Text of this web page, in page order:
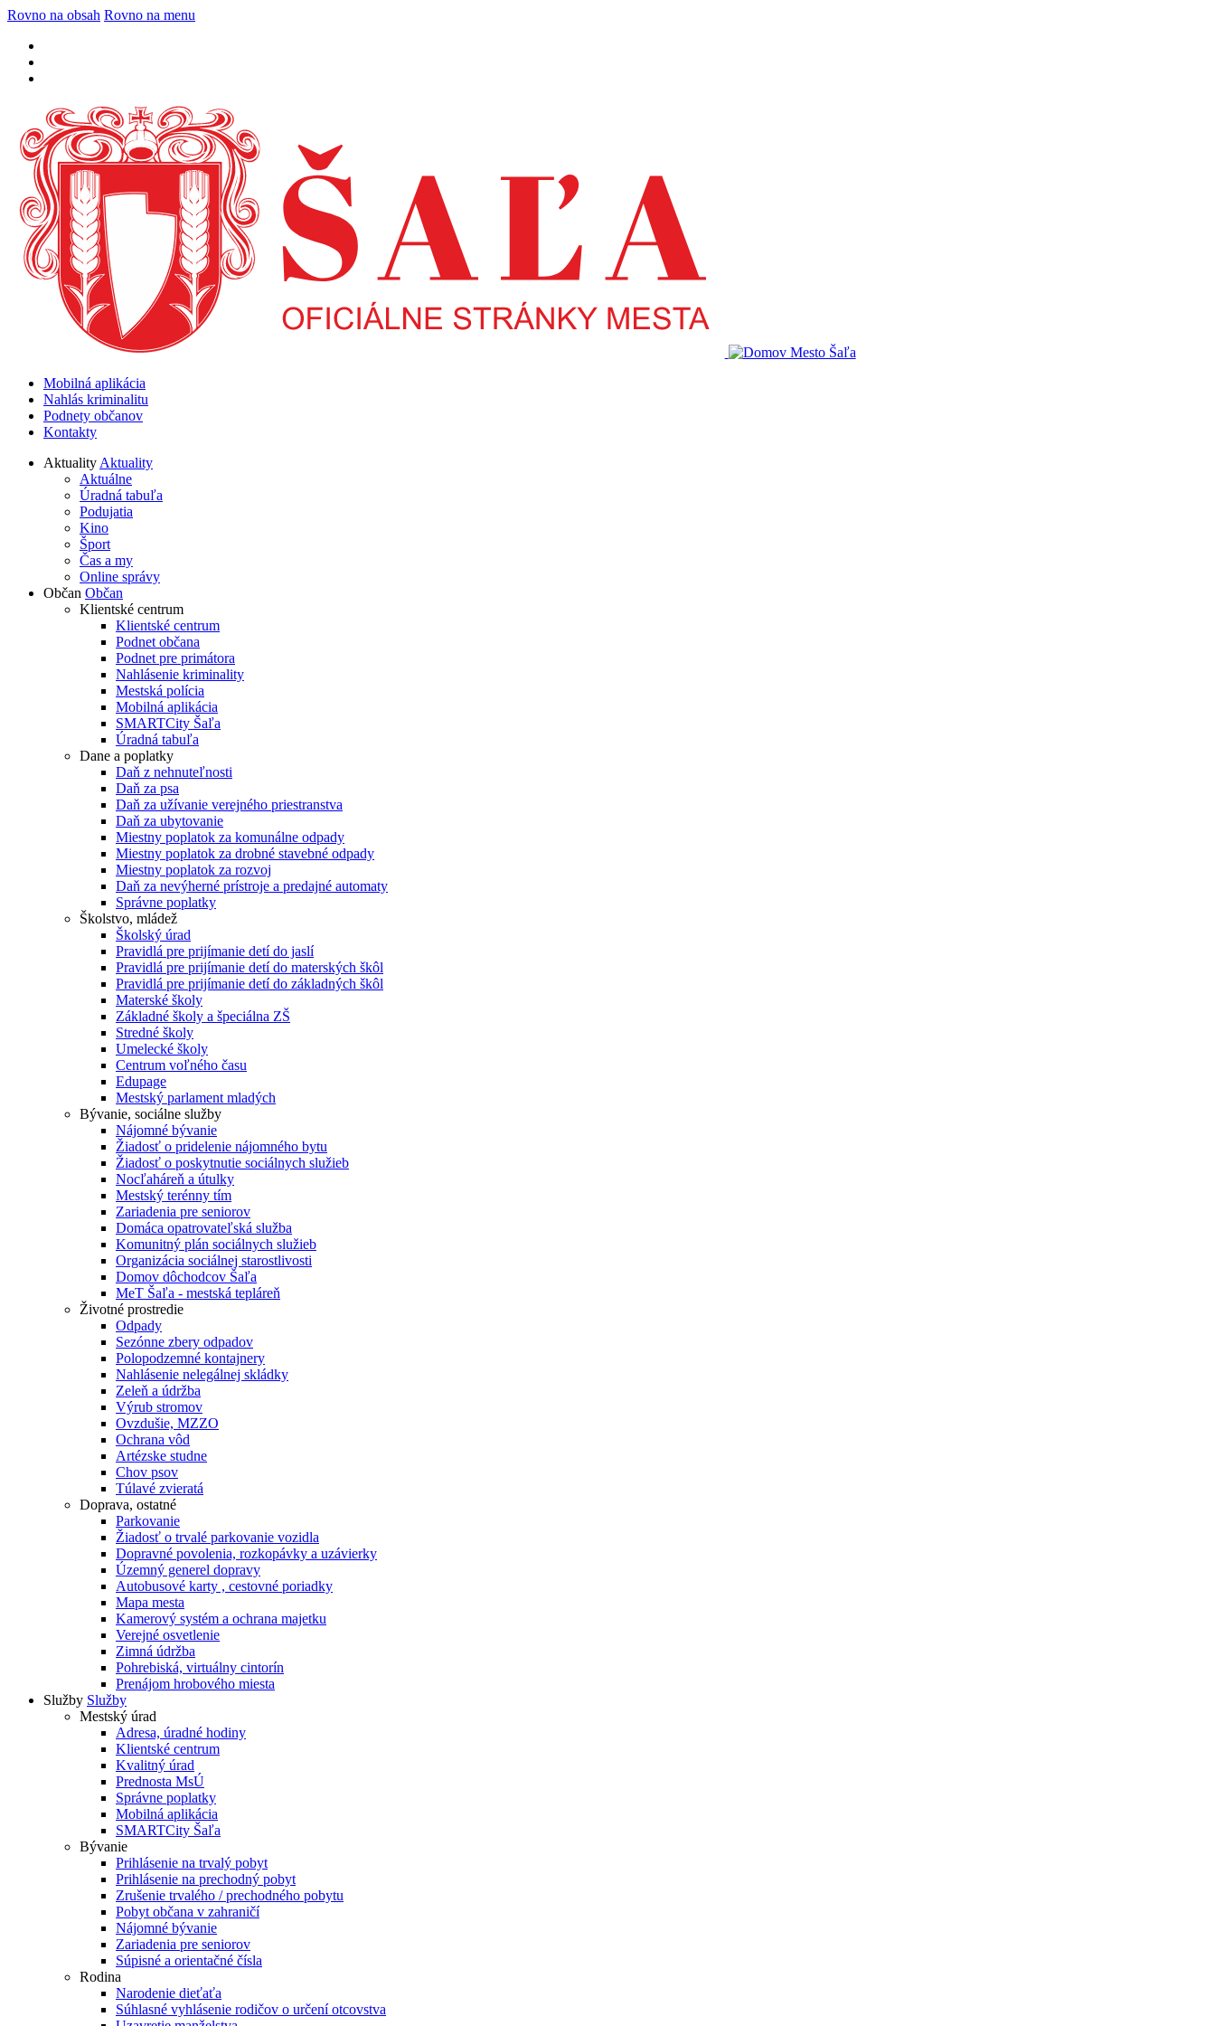
Rovno na obsah Rovno na menu
Mobilná aplikácia
Nahlás kriminalitu
Podnety občanov
Kontakty
AktualityAktuality
Aktuálne
Úradná tabuľa
Podujatia
Kino
Šport
Čas a my
Online správy
Občan Občan
Klientské centrum
Klientské centrum
Podnet občana
Podnet pre primátora
Nahlásenie kriminality
Mestská polícia
Mobilná aplikácia
SMARTCity Šaľa
Úradná tabuľa
Dane a poplatky
Daň z nehnuteľnosti
Daň za psa
Daň za užívanie verejného priestranstva
Daň za ubytovanie
Miestny poplatok za komunálne odpady
Miestny poplatok za drobné stavebné odpady
Miestny poplatok za rozvoj
Daň za nevýherné prístroje a predajné automaty
Správne poplatky
Školstvo, mládež
Školský úrad
Pravidlá pre prijímanie detí do jaslí
Pravidlá pre prijímanie detí do materských škôl
Pravidlá pre prijímanie detí do základných škôl
Materské školy
Základné školy a špeciálna ZŠ
Stredné školy
Umelecké školy
Centrum voľného času
Edupage
Mestský parlament mladých
Bývanie, sociálne služby
Nájomné bývanie
Žiadosť o pridelenie nájomného bytu
Žiadosť o poskytnutie sociálnych služieb
Nocľaháreň a útulky
Mestský terénny tím
Zariadenia pre seniorov
Domáca opatrovateľská služba
Komunitný plán sociálnych služieb
Organizácia sociálnej starostlivosti
Domov dôchodcov Šaľa
MeT Šaľa - mestská tepláreň
Životné prostredie
Odpady
Sezónne zbery odpadov
Polopodzemné kontajnery
Nahlásenie nelegálnej skládky
Zeleň a údržba
Výrub stromov
Ovzdušie, MZZO
Ochrana vôd
Artézske studne
Chov psov
Túlavé zvieratá
Doprava, ostatné
Parkovanie
Žiadosť o trvalé parkovanie vozidla
Dopravné povolenia, rozkopávky a uzávierky
Územný generel dopravy
Autobusové karty , cestovné poriadky
Mapa mesta
Kamerový systém a ochrana majetku
Verejné osvetlenie
Zimná údržba
Pohrebiská, virtuálny cintorín
Prenájom hrobového miesta
Služby Služby
Mestský úrad
Adresa, úradné hodiny
Klientské centrum
Kvalitný úrad
Prednosta MsÚ
Správne poplatky
Mobilná aplikácia
SMARTCity Šaľa
Bývanie
Prihlásenie na trvalý pobyt
Prihlásenie na prechodný pobyt
Zrušenie trvalého / prechodného pobytu
Pobyt občana v zahraničí
Nájomné bývanie
Zariadenia pre seniorov
Súpisné a orientačné čísla
Rodina
Narodenie dieťaťa
Súhlasné vyhlásenie rodičov o určení otcovstva